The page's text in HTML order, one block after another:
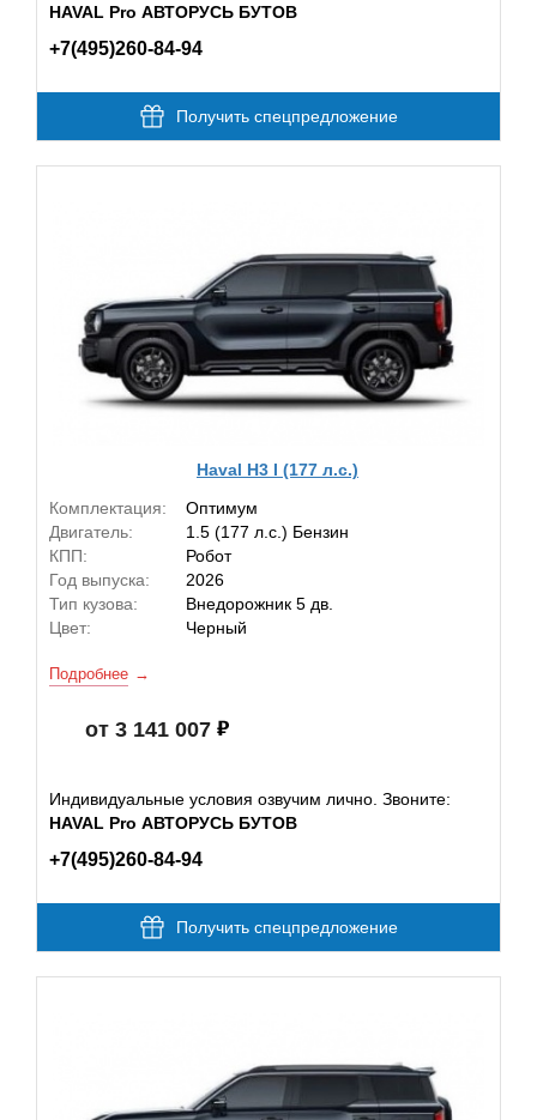
HAVAL Pro АВТОРУСЬ БУТОВ
+7(495)260-84-94
Получить спецпредложение
Haval H3 I (177 л.с.)
Комплектация:
Оптимум
Двигатель:
1.5 (177 л.с.) Бензин
КПП:
Робот
Год выпуска:
2026
Тип кузова:
Внедорожник 5 дв.
Цвет:
Черный
Подробнее
от 3 141 007
Индивидуальные условия озвучим лично. Звоните:
HAVAL Pro АВТОРУСЬ БУТОВ
+7(495)260-84-94
Получить спецпредложение